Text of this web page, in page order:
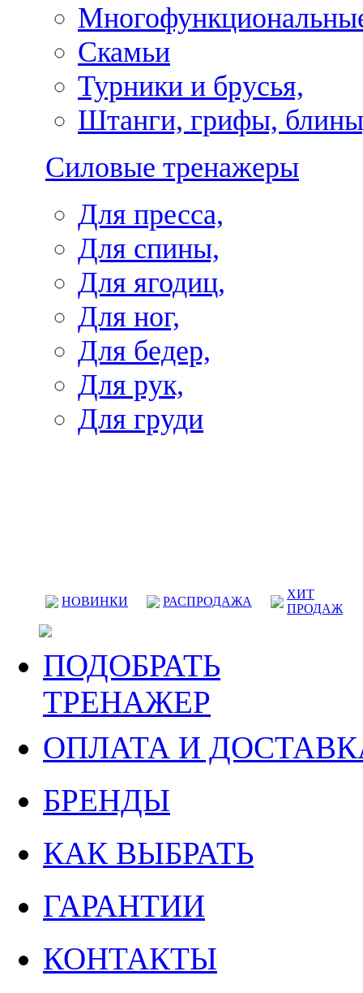
Скамьи
Турники и брусья,
Штанги, грифы,
Силовые тренажеры
Для пресса,
Для спины,
Для ягодиц,
Для ног,
Для бедер,
Для рук,
Для груди
НОВИНКИ РАСПРОДАЖА
ХИТ
ПРОДАЖ
ПОДОБРАТЬ
ТРЕНАЖЕР
ОПЛАТА И
БРЕНДЫ
КАК ВЫБРАТЬ
ГАРАНТИИ
КОНТАКТЫ